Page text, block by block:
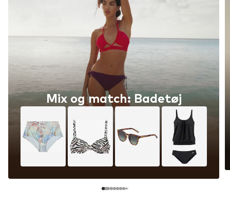
Badetøj, opgraderet